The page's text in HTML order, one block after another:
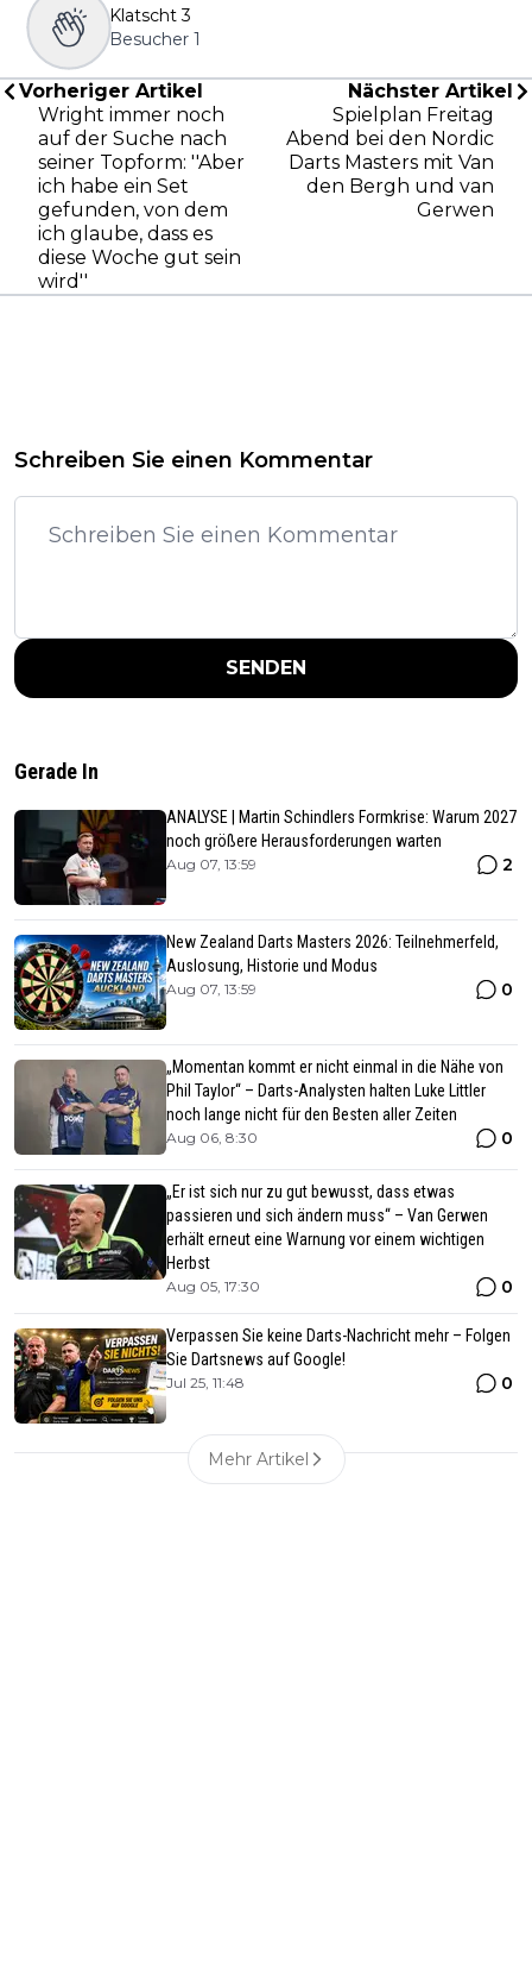
Klatscht 3
Besucher 1
Vorheriger Artikel
Wright immer noch
auf der Suche nach
seiner Topform: ''Aber
ich habe ein Set
gefunden, von dem
ich glaube, dass es
diese Woche gut sein
wird''
Nächster Artikel
Spielplan Freitag
Abend bei den Nordic
Darts Masters mit Van
den Bergh und van
Gerwen
Schreiben Sie einen Kommentar
SENDEN
Gerade In
ANALYSE | Martin Schindlers Formkrise: Warum 2027
noch größere Herausforderungen warten
Aug 07, 13:59 2
New Zealand Darts Masters 2026: Teilnehmerfeld,
Auslosung, Historie und Modus
Aug 07, 13:59 0
„Momentan kommt er nicht einmal in die Nähe von
Phil Taylor“ – Darts-Analysten halten Luke Littler
noch lange nicht für den Besten aller Zeiten
Aug 06, 8:30 0
„Er ist sich nur zu gut bewusst, dass etwas
passieren und sich ändern muss“ – Van Gerwen
erhält erneut eine Warnung vor einem wichtigen
Herbst
Aug 05, 17:30 0
Verpassen Sie keine Darts-Nachricht mehr – Folgen
Sie Dartsnews auf Google!
Jul 25, 11:48 0
Mehr Artikel